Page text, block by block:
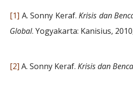
[1] A. Sonny Keraf. Krisis dan
Global. Yogyakarta: Kanisius,
[2] A. Sonny Keraf. Krisis dan